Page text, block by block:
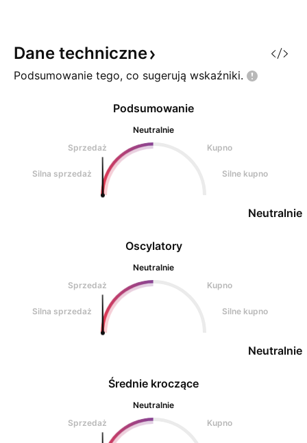
19 (tylko Niemcy i Szwajcaria
Dane techniczne
Podsumowanie tego, co sugerują wskaźniki.
Oscylatory
Neutralnie
Sprzedaż
Kupno
Silna sprzedaż Silne kupno
Neutralnie
Podsumowanie
Neutralnie
Sprzedaż
Kupno
Silna sprzedaż Silne kupno
Neutralnie
Średnie kroczące
Neutralnie
Sprzedaż
Kupno